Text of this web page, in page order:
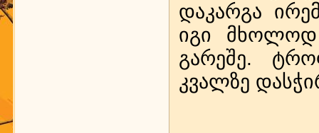
დაკარგა
იგი მხოლოდ
გარეშე.
კვალზე